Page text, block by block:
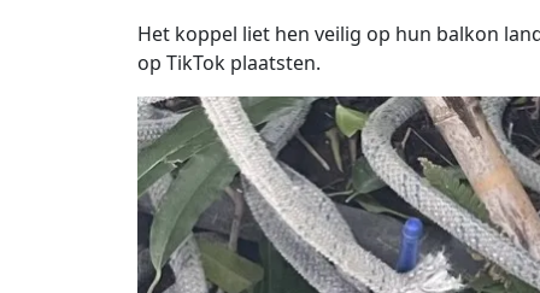
Het koppel liet hen veilig op hun balkon
op TikTok plaatsten.